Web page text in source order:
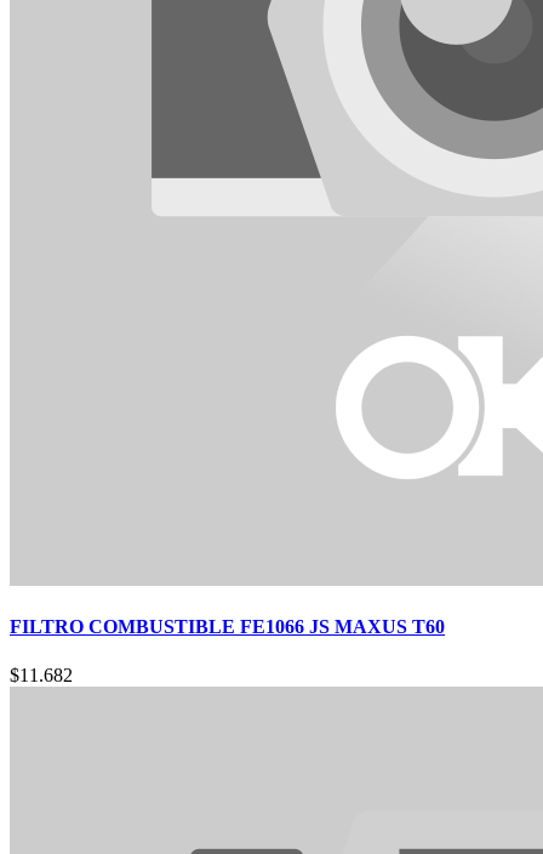
FILTRO COMBUSTIBLE FE1066 JS MAXUS T60
$11.682